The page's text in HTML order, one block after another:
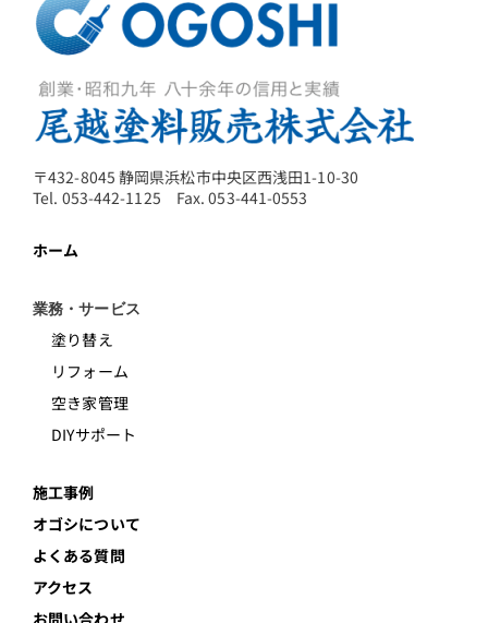
〒432-8045 静岡県浜松市中央区西浅田1-10-30
Tel. 053-442-1125 Fax. 053-441-0553
ホーム
業務・サービス
塗り替え
リフォーム
空き家管理
DIYサポート
施工事例
オゴシについて
よくある質問
アクセス